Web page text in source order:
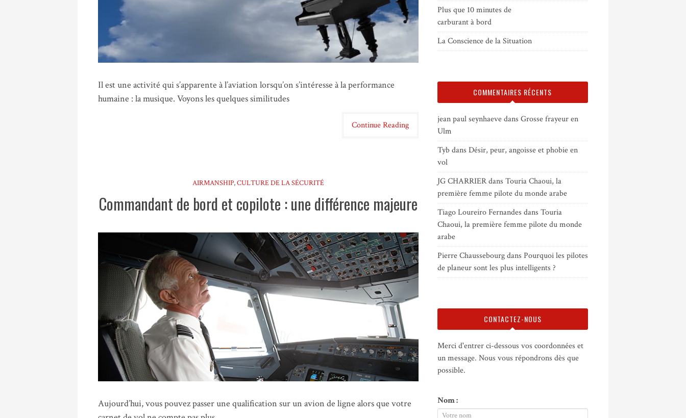
Il est une activité qui s’apparente à l’aviation lorsqu’on s’intéresse à la performance
humaine : la musique. Voyons les quelques similitudes
Continue Reading
AIRMANSHIP,CULTURE DE LA SÉCURITÉ
Commandant de bord et copilote : une différence majeure
Aujourd’hui, vous pouvez passer une qualification sur un avion de ligne alors que votre
Plus que 10 minutes de
carburant à bord
La Conscience de la Situation
COMMENTAIRES RÉCENTS
jean paul seynhaevedans Grosse frayeur en
Ulm
Tybdans Désir, peur, angoisse et phobie en
vol
JG CHARRIERdans Touria Chaoui, la
première femme pilote du monde arabe
Tiago Loureiro Fernandes dans Touria
Chaoui, la première femme pilote du monde
arabe
Pierre Chaussebourgdans Pourquoi les pilotes
de planeur sont les plus intelligents ?
CONTACTEZ-NOUS
Merci d'entrer ci-dessous vos coordonnées et
un message. Nous vous répondrons dès que
possible.
Nom :